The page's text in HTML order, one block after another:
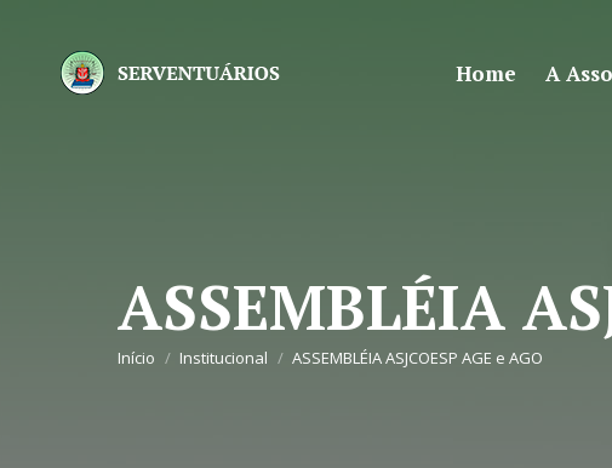
Home A
ASSEMBLÉIA
Você está aqui:
Início Institucional ASSEMBLÉIA ASJCOESP AGE e AGO